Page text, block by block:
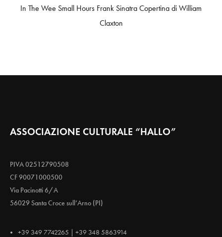
In The Wee Small Hours Frank Sinatra Copertina di William
Claxton
ASSOCIAZIONE CULTURALE “HALLO”
PIVA 02512790508
CF 90071000500
Via Pacinotti 6/A
56029 Santa Croce sull’Arno (PI)
+39 349 7742265 | +39 348 5863914